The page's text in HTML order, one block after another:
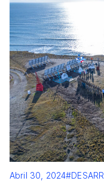
Abril 30, 2024